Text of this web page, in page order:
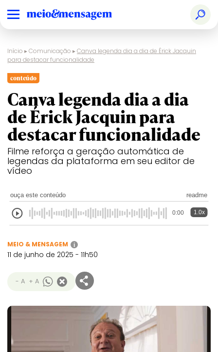
Início ▸Comunicação ▸Canva legenda dia a dia de Érick Jacquin
para destacar funcionalidade
conteúdo
Canva legenda dia a dia
de Érick Jacquin para
destacar funcionalidade
Filme reforça a geração automática de
legendas da plataforma em seu editor de
vídeo
ouça este conteúdo readme
0:00 1.0x
MEIO & MENSAGEM i
11 de junho de 2025 - 11h50
- A + A